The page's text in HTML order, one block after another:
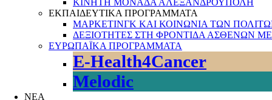
ΚΙΝΗΤΗ ΜΟΝΑΔΑ ΑΛΕΞΑΝΔΡΟΥΠΟΛΗ
ΕΚΠΑΙΔΕΥΤΙΚΑ ΠΡΟΓΡΑΜΜΑΤΑ
ΜΑΡΚΕΤΙΝΓΚ ΚΑΙ ΚΟΙΝΩΝΙΑ ΤΩΝ
ΔΕΞΙΟΤΗΤΕΣ ΣΤΗ ΦΡΟΝΤΙΔΑ ΑΣΘΕΝΩΝ
ΕΥΡΩΠΑΪΚΑ ΠΡΟΓΡΑΜΜΑΤΑ
E-Health4Cancer
Melodic
ΝΕΑ
Αλληλεγγύη,Ανθρωποκεντρική Φροντίδα,Ανισότητες στην Υγεία
,ΓΡΑΦΕΙΑ ΠΡΟΣΤΑΣΙΑΣ ΔΙΚΑΙΩΜΑΤΩΝ,
Δικαιώματα Ασθενών,Δικαιώματα ατόμων με αναπηρία,
ΔΙΚΑΙΩΜΑΤΑ ΠΟΛΙΤΩΝ,Δίκτυα & Συνεργασίες Υγεία
Ενδυνάμωση των ασθενών,ΕΝΩΣΕΙΣ ΑΣΘΕΝΩΝ,Ένωση
Μικρομεσαίων Ο.Κοι.Π.,Επικοινωνία στην Υγεία,Έρευνα και
ΕΥΑΛΩΤΕΣ ΟΜΑΔΕΣ
και Κοινωνία των Πολιτών,Καινοτομία και Κοινωνία των
Πολιτών: Δημιουργώντας εργαλεία προσβασιμότητας με